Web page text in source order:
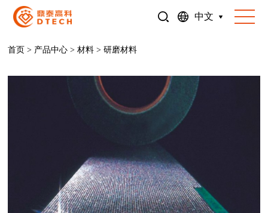
中文
首页 > 产品中心 >材料 >研磨材料